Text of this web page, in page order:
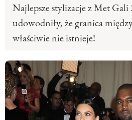
Najlepsze stylizacje z Met
udowodniły, że granica
właściwie nie istnieje!